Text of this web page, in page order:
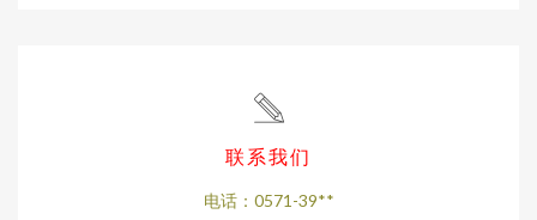
联系我们
电话：0571-39**